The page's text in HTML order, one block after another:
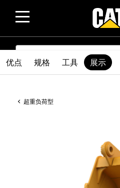
SEARCH
超重负荷型
优点 规格 工具 展示